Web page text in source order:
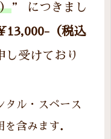
” につきまし
13,000-（税込
し受けており
タル・スペース
含みます．